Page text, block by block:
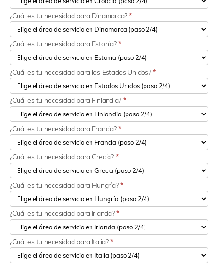
¿Cuál es tu necesidad para Dinamarca? *
¿Cuál es tu necesidad para Estonia?*
¿Cuál es tu necesidad para los Estados Unidos?*
¿Cuál es tu necesidad para Finlandia? *
¿Cuál es tu necesidad para Francia?*
¿Cuál es tu necesidad para Grecia? *
¿Cuál es tu necesidad para Hungría?*
¿Cuál es tu necesidad para Irlanda?*
¿Cuál es tu necesidad para Italia? *